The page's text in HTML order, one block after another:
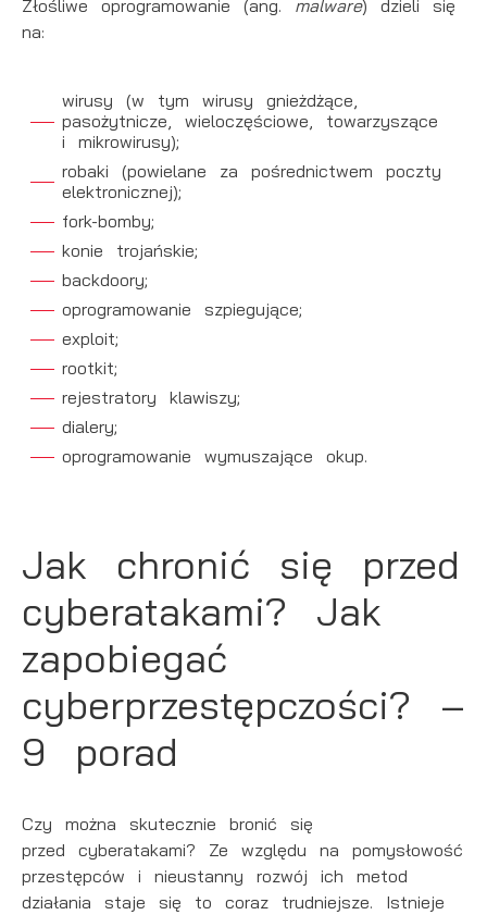
Złośliwe oprogramowanie (ang. malware) dzieli się
na:
wirusy (w tym wirusy gnieżdżące,
pasożytnicze, wieloczęściowe, towarzyszące
i mikrowirusy);
robaki (powielane za pośrednictwem poczty
elektronicznej);
fork-bomby;
konie trojańskie;
backdoory;
oprogramowanie szpiegujące;
exploit;
rootkit;
rejestratory klawiszy;
dialery;
oprogramowanie wymuszające okup.
Jak chronić się przed
cyberatakami? Jak
zapobiegać
cyberprzestępczości? –
9 porad
Czy można skutecznie bronić się
przed cyberatakami? Ze względu na pomysłowość
przestępców i nieustanny rozwój ich metod
działania staje się to coraz trudniejsze. Istnieje